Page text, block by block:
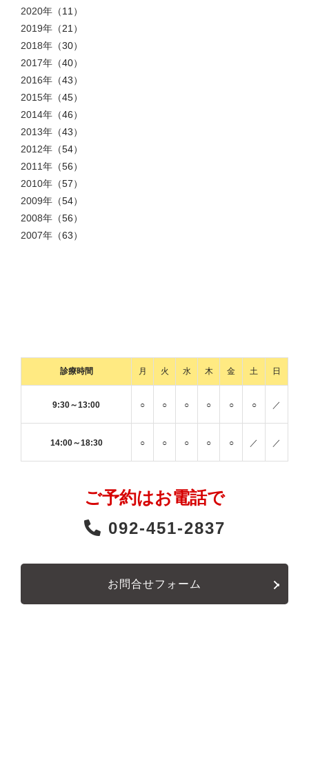
2020年 （11）
2019年 （21）
2018年 （30）
2017年 （40）
2016年 （43）
2015年 （45）
2014年 （46）
2013年 （43）
2012年 （54）
2011年 （56）
2010年 （57）
2009年 （54）
2008年 （56）
2007年 （63）
診療時間 月 火 水 木 金 土 日
9:30～13:00 ○ ○ ○ ○ ○ ○ ／
14:00～18:30 ○ ○ ○ ○ ○ ／ ／
ご予約はお電話で
092-451-2837
お問合せフォーム